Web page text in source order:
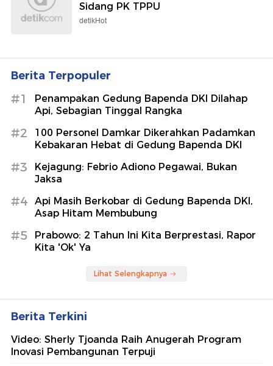
Sidang PK TPPU
detikHot
Berita Terpopuler
#1
Penampakan Gedung Bapenda DKI Dilahap
Api, Sebagian Tinggal Rangka
#2
100 Personel Damkar Dikerahkan Padamkan
Kebakaran Hebat di Gedung Bapenda DKI
#3
Kejagung: Febrio Adiono Pegawai, Bukan
Jaksa
#4
Api Masih Berkobar di Gedung Bapenda DKI,
Asap Hitam Membubung
#5
Prabowo: 2 Tahun Ini Kita Berprestasi, Rapor
Kita 'Ok' Ya
Lihat Selengkapnya
Berita Terkini
Video: Sherly Tjoanda Raih Anugerah Program
Inovasi Pembangunan Terpuji